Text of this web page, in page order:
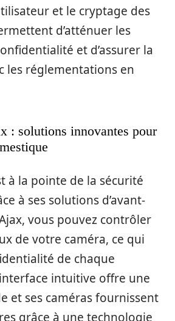
et le cryptage des
d’atténuer les
et d’assurer la
les réglementations en
: solutions innovantes pour
à la pointe de la sécurité
à ses solutions d’avant-
vous pouvez contrôler
de votre caméra, ce qui
de chaque
intuitive offre une
et ses caméras fournissent
grâce à une technologie